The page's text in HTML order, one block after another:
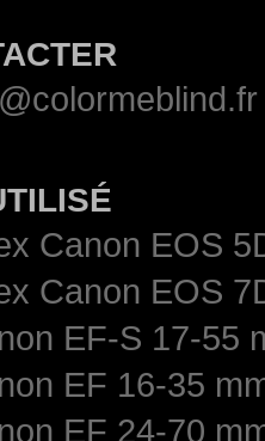
Canon EOS
Canon EOS
EF-S 17-55
EF 16-35
EF 24-70